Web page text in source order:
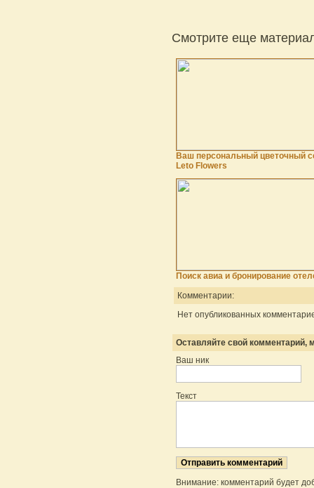
Смотрите еще
Ваш персональный цветочный
Leto Flowers
Поиск авиа и бронирование
Комментарии:
Нет опубликованных
Оставляйте свой комментарий,
Ваш ник
Текст
Внимание: комментарий будет